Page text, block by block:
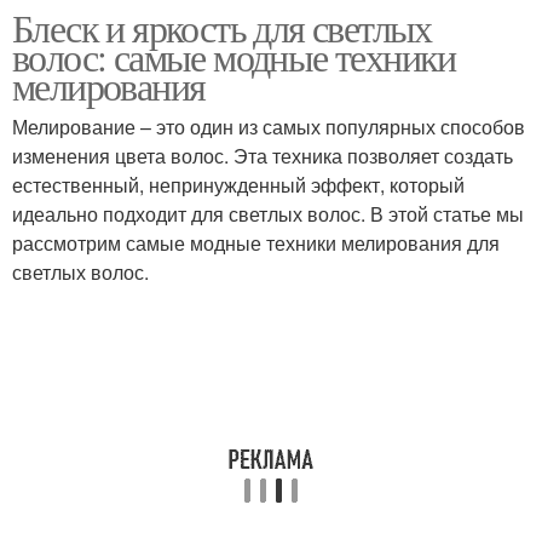
Средства для кожи Солнце на кожу
Кожи в жару
Блеск и яркость для светлых
волос: самые модные техники
мелирования
Мелирование – это один из самых популярных способов
изменения цвета волос. Эта техника позволяет создать
естественный, непринужденный эффект, который
идеально подходит для светлых волос. В этой статье мы
рассмотрим самые модные техники мелирования для
светлых волос.